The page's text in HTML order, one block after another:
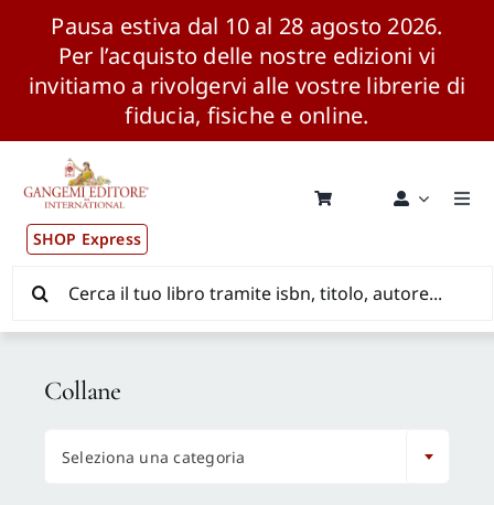
Pausa estiva dal 10 al 28 agosto 2026.
Per l’acquisto delle nostre edizioni vi
invitiamo a rivolgervi alle vostre librerie di
fiducia, fisiche e online.
contenuto
SHOP Express
Pubblicazioni
News ed Eventi
Distribuzione Wolrdwide
CONSIP / MEPA / ANVUR / CINECA
per:
Collane
Seleziona una categoria